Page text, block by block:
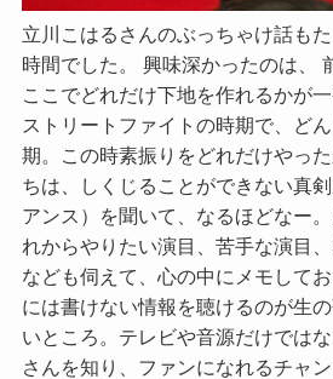
立川こはるさんのぶっちゃけ話も
時間でした。 興味深かったのは、
ここでどれだけ下地を作れるかが
ストリートファイトの時期で、ど
期。この時素振りをどれだけやっ
ちは、しくじることができない真
アンス）を聞いて、なるほどなー
れからやりたい演目、苦手な演目
なども伺えて、心の中にメモして
には書けない情報を聴けるのが生
いところ。テレビや音源だけでは
さんを知り、ファンになれるチャ